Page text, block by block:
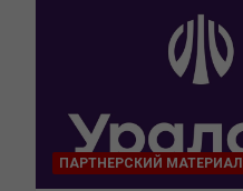
ПАРТНЕРСКИЙ МАТЕРИАЛ